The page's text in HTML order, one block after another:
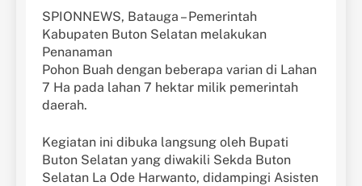
SPIONNEWS, Batauga – Pemerintah
Kabupaten Buton Selatan melakukan
Penanaman
Pohon Buah dengan beberapa varian di Lahan
7 Ha pada lahan 7 hektar milik pemerintah
daerah.
Kegiatan ini dibuka langsung oleh Bupati
Buton Selatan yang diwakili Sekda Buton
Selatan La Ode Harwanto, didampingi Asisten